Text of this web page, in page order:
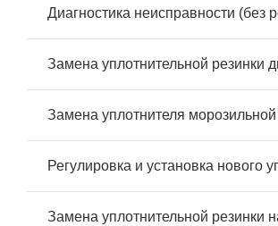
Диагностика неисправности (без
Замена уплотнительной резинки
Замена уплотнителя
Регулировка и установка нового
Замена уплотнительной резинки